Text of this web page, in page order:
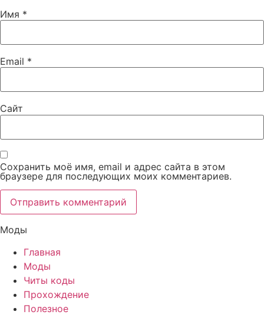
Имя *
Email *
Сайт
Сохранить моё имя, email и адрес сайта в этом
браузере для последующих моих комментариев.
Моды
Главная
Моды
Читы коды
Прохождение
Полезное